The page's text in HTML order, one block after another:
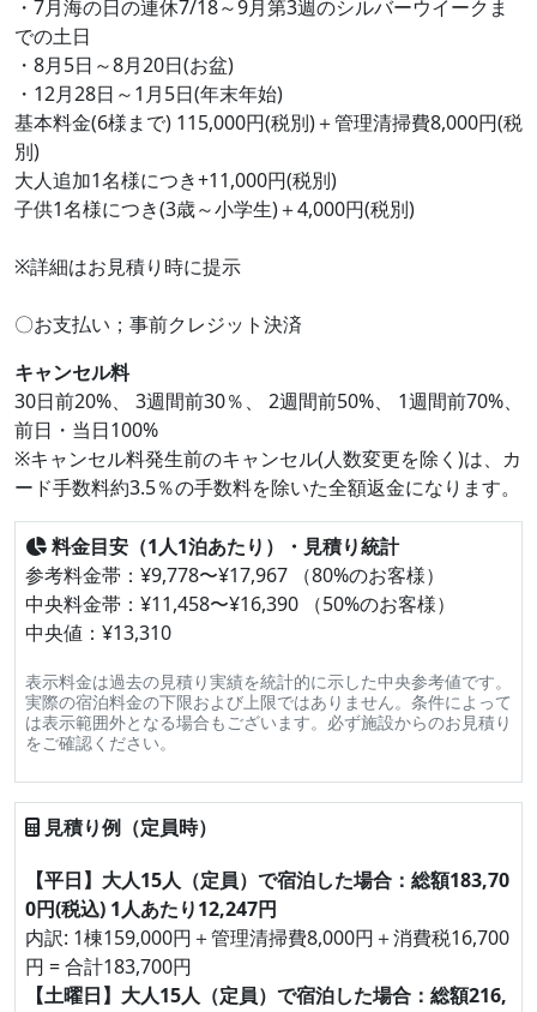
・7月海の日の連休7/18～9月第3週のシルバーウイークま
での土日
・8月5日～8月20日(お盆)
・12月28日～1月5日(年末年始)
基本料金(6様まで) 115,000円(税別)＋管理清掃費8,000円(税
別)
大人追加1名様につき+11,000円(税別)
子供1名様につき(3歳～小学生)＋4,000円(税別)
※詳細はお見積り時に提示
〇お支払い；事前クレジット決済
キャンセル料
30日前20%、 3週間前30％、 2週間前50%、 1週間前70%、
前日・当日100%
※キャンセル料発生前のキャンセル(人数変更を除く)は、カ
ード手数料約3.5％の手数料を除いた全額返金になります。
料金目安（1人1泊あたり）・見積り統計
参考料金帯：¥9,778〜¥17,967 （80%のお客様）
中央料金帯：¥11,458〜¥16,390 （50%のお客様）
中央値：¥13,310
表示料金は過去の見積り実績を統計的に示した中央参考値です。
実際の宿泊料金の下限および上限ではありません。条件によって
は表示範囲外となる場合もございます。必ず施設からのお見積り
をご確認ください。
見積り例（定員時）
【平日】大人15人（定員）で宿泊した場合：総額183,70
0円(税込) 1人あたり12,247円
内訳: 1棟159,000円＋管理清掃費8,000円＋消費税16,700
円 = 合計183,700円
【土曜日】大人15人（定員）で宿泊した場合：総額216,